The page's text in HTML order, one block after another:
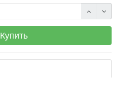
Купить